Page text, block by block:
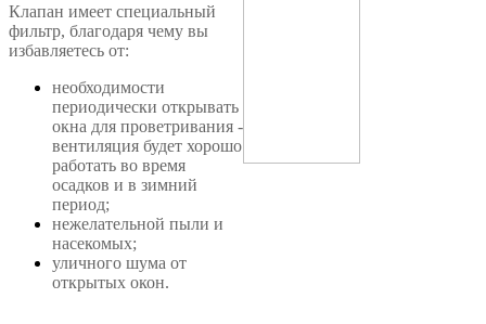
Клапан имеет специальный
фильтр, благодаря чему вы
избавляетесь от:
необходимости
периодически открывать
окна для проветривания -
вентиляция будет хорошо
работать во время
осадков и в зимний
период;
нежелательной пыли и
насекомых;
уличного шума от
открытых окон.